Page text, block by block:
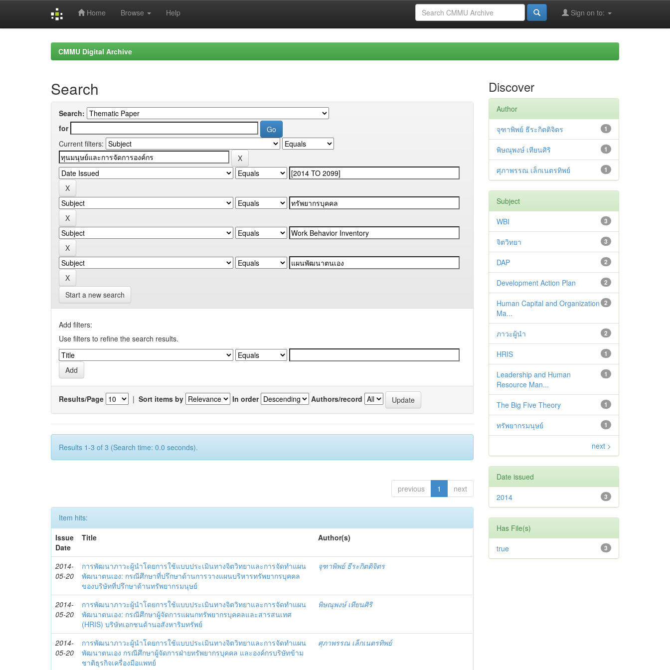
Home Browse Help Sign on to:
CMMU Digital Archive
Search
Search:
for
Current filters:
Start a new search
Add filters:
Use filters to refine the search results.
Results/Page | Sort items by In order Authors/record
Results 1-3 of 3 (Search time: 0.0 seconds).
previous 1 next
Item hits:
Issue
Date
Title Author(s)
2014-
05-20
การพัฒนาภาวะผู้นำโดยการใช้แบบประเมินทางจิตวิทยาและการจัดทำแผน
พัฒนาตนเอง: กรณีศึกษาที่ปรึกษาด้านการวางแผนบริหารทรัพยากรบุคคล
ของบริษัทที่ปรึกษาด้านทรัพยากรมนุษย์
จุฑาพิพย์ ธีระกิตติจิตร
2014-
05-20
การพัฒนาภาวะผู้นำโดยการใช้แบบประเมินทางจิตวิทยาและการจัดทำแผน
พัฒนาตนเอง: กรณีศึกษาผู้จัดการแผนกทรัพยากรบุคคลและสารสนเทศ
(HRIS) บริษัทเอกชนด้านอสังหาริมทรัพย์
พิษณุพงษ์ เทียนศิริ
2014-
05-20
การพัฒนาภาวะผู้นำโดยการใช้แบบประเมินทางจิตวิทยาและการจัดทำแผน
พัฒนาตนเอง กรณีศึกษาผู้จัดการฝ่ายทรัพยากรบุคคล และองค์กรบริษัทข้าม
ชาติธุรกิจเครื่องมือแพทย์
ศุภาพรรณ เล็กเนตรทิพย์
Discover
Author
1
จุฑาพิพย์ ธีระกิตติจิตร
1
พิษณุพงษ์ เทียนศิริ
1
ศุภาพรรณ เล็กเนตรทิพย์
Subject
3
WBI
3
จิตวิทยา
2
DAP
2
Development Action Plan
2
Human Capital and Organization
Ma...
2
ภาวะผู้นำ
1
HRIS
1
Leadership and Human
Resource Man...
1
The Big Five Theory
1
ทรัพยากรมนุษย์
next >
Date issued
3
2014
Has File(s)
3
true